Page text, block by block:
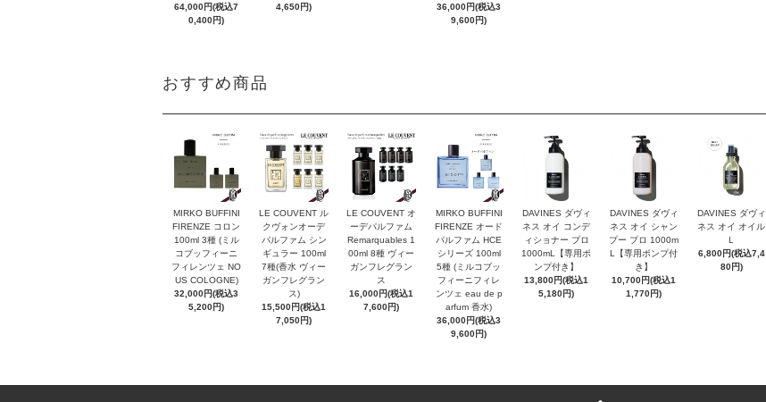
64,000円(税込7
0,400円)
4,650円)
36,000円(税込3
9,600円)
おすすめ商品
MIRKO BUFFINI
FIRENZE コロン
100ml 3種 (ミル
コブッフィーニ
フィレンツェ NO
US COLOGNE)
32,000円(税込3
5,200円)
LE COUVENT ル
クヴォンオーデ
パルファム シン
ギュラー 100ml
7種(香水 ヴィー
ガンフレグラン
ス)
15,500円(税込1
7,050円)
LE COUVENT オ
ーデパルファム
Remarquables 1
00ml 8種 ヴィー
ガンフレグラン
ス
16,000円(税込1
7,600円)
MIRKO BUFFINI
FIRENZE オード
パルファム HCE
シリーズ 100ml
5種 (ミルコブッ
フィーニフィレ
ンツェ eau de p
arfum 香水)
36,000円(税込3
9,600円)
DAVINES ダヴィ
ネス オイ コンデ
ィショナー プロ
1000mL【専用ポ
ンプ付き】
13,800円(税込1
5,180円)
DAVINES ダヴィ
ネス オイ シャン
プー プロ 1000m
L【専用ポンプ付
き】
10,700円(税込1
1,770円)
DAVINES ダヴィ
ネス オイ オイル
Ｌ
6,800円(税込7,4
80円)